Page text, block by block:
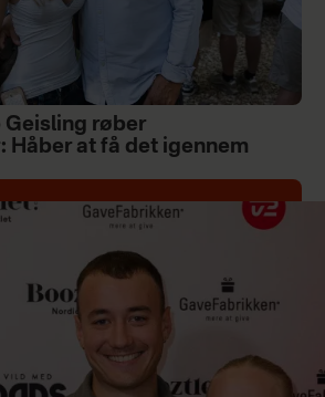
Geisling røber
Håber at få det igennem